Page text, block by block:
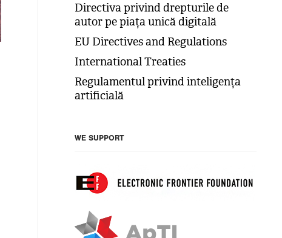
Directiva privind drepturile de
autor pe piața unică digitală
EU Directives and Regulations
International Treaties
Regulamentul privind inteligența
artificială
WE SUPPORT